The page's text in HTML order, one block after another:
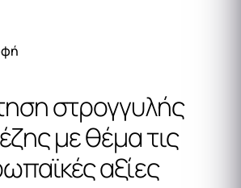
στρογγυλής
με θέμα τις
αξίες